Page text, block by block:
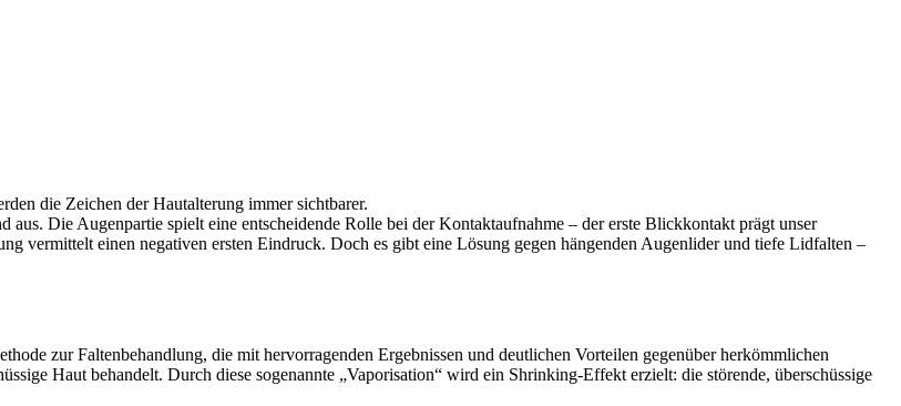
die Zeichen der Hautalterung immer sichtbarer.
Die Augenpartie spielt eine entscheidende Rolle bei der Kontaktaufnahme – der erste Blickkontakt prägt unser
vermittelt einen negativen ersten Eindruck. Doch es gibt eine Lösung gegen hängenden Augenlider und tiefe Lidfalten –
zur Faltenbehandlung, die mit hervorragenden Ergebnissen und deutlichen Vorteilen gegenüber herkömmlichen
Haut behandelt. Durch diese sogenannte „Vaporisation“ wird ein Shrinking-Effekt erzielt: die störende, überschüssige